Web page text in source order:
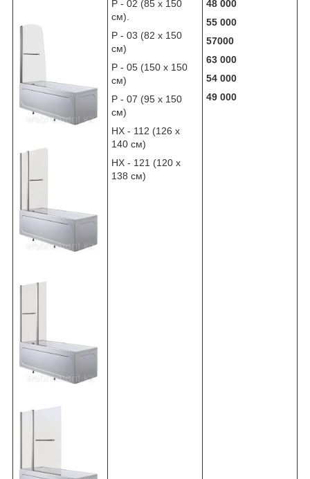
Р - 02 (85 х 150
см).
Р - 03 (82 х 150
см)
Р - 05 (150 х 150
см)
Р - 07 (95 х 150
см)
НХ - 112 (126 х
140 см)
НХ - 121 (120 х
138 см)
48 000
55 000
57000
63 000
54 000
49 000